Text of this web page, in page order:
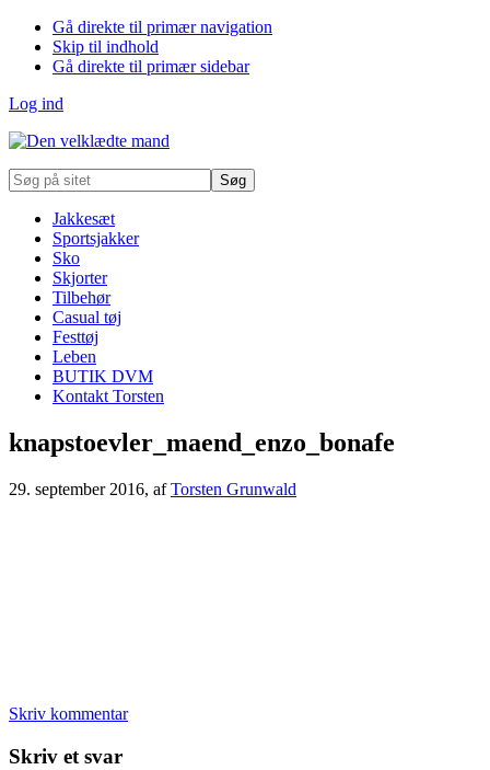
Gå direkte til primær navigation
Skip til indhold
Gå direkte til primær sidebar
Log ind
Søg
på
Jakkesæt
Sportsjakker
Sko
Skjorter
Tilbehør
Casual tøj
Festtøj
Leben
BUTIK DVM
Kontakt Torsten
knapstoevler_maend_enzo_bonafe
29. september 2016, afTorsten Grunwald
Skriv kommentar
Læserinteraktioner
Skriv et svar